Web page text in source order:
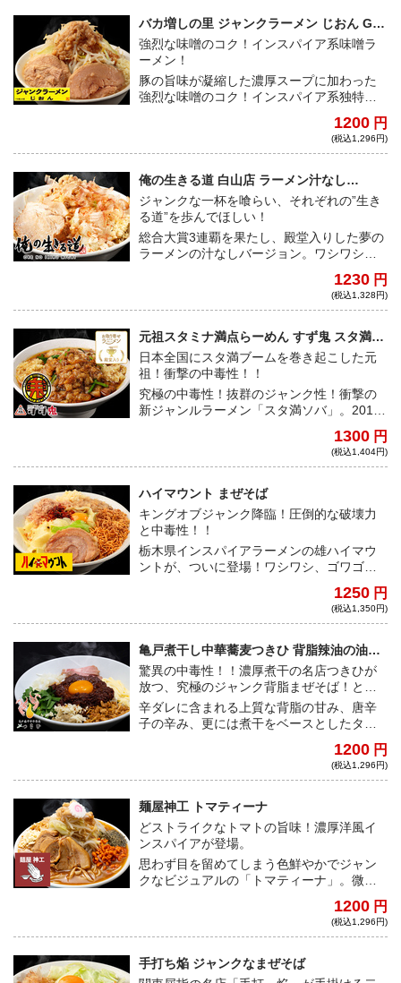
ワシの麺との相性もバッチリだ。刻みニン
ニクトッピングは必須で、インスパイア系
初心者にも是非オススメしたいわかりやす
いインスパイアラーメンだ！！
バカ増しの里 ジャンクラーメン じおん Gの
みそ
強烈な味噌のコク！インスパイア系味噌ラ
ーメン！
豚の旨味が凝縮した濃厚スープに加わった
強烈な味噌のコク！インスパイア系独特の
1200 円
(税込1,296円)
俺の生きる道 白山店 ラーメン汁なし
ver（味付き脂付き）
ジャンクな一杯を喰らい、それぞれの”生き
る道”を歩んでほしい！
総合大賞3連覇を果たし、殿堂入りした夢の
ラーメンの汁なしバージョン。ワシワシと
を豪快に食べ、それぞれの”生きる道”を歩ん
1230 円
(税込1,328円)
元祖スタミナ満点らーめん すず鬼 スタ満ソ
バ
日本全国にスタ満ブームを巻き起こした元
祖！衝撃の中毒性！！
究極の中毒性！抜群のジャンク性！衝撃の
新ジャンルラーメン「スタ満ソバ」。2019
店。今では各地に「すず鬼インスパイア
系」が出現し、「スタ満」の名は一気に全
具材の量、全てが規格外！！
1300 円
(税込1,404円)
ハイマウント まぜそば
キングオブジャンク降臨！圧倒的な破壊力
と中毒性！！
栃木県インスパイアラーメンの雄ハイマウ
ントが、ついに登場！ワシワシ、ゴワゴワ
が規格外、全てが迫力満点の、中毒必須の
まぜそば。二郎系インスパイア最高峰の商
1250 円
(税込1,350円)
亀戸煮干し中華蕎麦つきひ 背脂辣油の油そ
ば
驚異の中毒性！！濃厚煮干の名店つきひが
放つ、究極のジャンク背脂まぜそば！とに
かく、クセになる味わい！
辛ダレに含まれる上質な背脂の甘み、唐辛
子の辛み、更には煮干をベースとしたタレ
兼ね添えたジャンクまぜそばとして完成さ
れている！ニンニク、マヨネーズなど、
ズすれば、病みつきになること間違い無
し！特にニラトッピングは必須！！
1200 円
(税込1,296円)
麺屋神工 トマティーナ
どストライクなトマトの旨味！濃厚洋風イ
ンスパイアが登場。
思わず目を留めてしまう色鮮やかでジャン
クなビジュアルの「トマティーナ」。微乳
合わせたことで濃度と旨味がさらに上昇。
おなじみ刻みニンニクとも相性抜群で食欲
タリアンの鉄板コンビ！インスパイア界に
新たな風を吹き込む「トマティーナ」、こ
1200 円
(税込1,296円)
手打ち焔 ジャンクなまぜそば